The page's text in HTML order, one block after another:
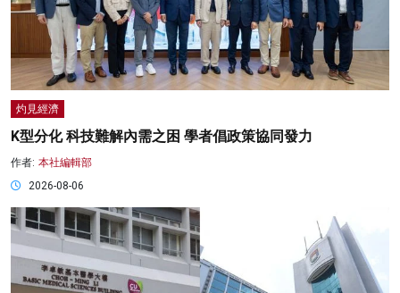
灼見經濟
K型分化 科技難解內需之困 學者倡政策協同發力
作者: 本社編輯部
2026-08-06